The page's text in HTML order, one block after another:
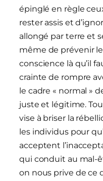
épinglé en règle
rester assis et
allongé par terre et
même de prévenir
conscience là qu’il
crainte de rompre
le cadre « normal »
juste et légitime.
vise à briser la
les individus pour
acceptent
qui conduit au mal-
on nous prive de ce